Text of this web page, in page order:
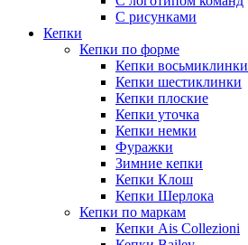
С рисунками
Кепки
Кепки по форме
Кепки восьмиклинки
Кепки шестиклинки
Кепки плоские
Кепки уточка
Кепки немки
Фуражки
Зимние кепки
Кепки Клош
Кепки Шерлока
Кепки по маркам
Кепки Ais Collezioni